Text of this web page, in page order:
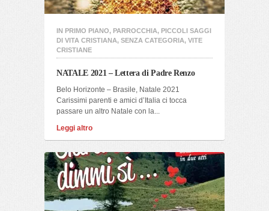
IN PRIMO PIANO, PARROCCHIA, PICCOLI SAGGI
DI VITA CRISTIANA, SENZA CATEGORIA, VITE
CRISTIANE
NATALE 2021 – Lettera di Padre Renzo
Belo Horizonte – Brasile, Natale 2021
Carissimi parenti e amici d’Italia ci tocca
passare un altro Natale con la...
Leggi altro